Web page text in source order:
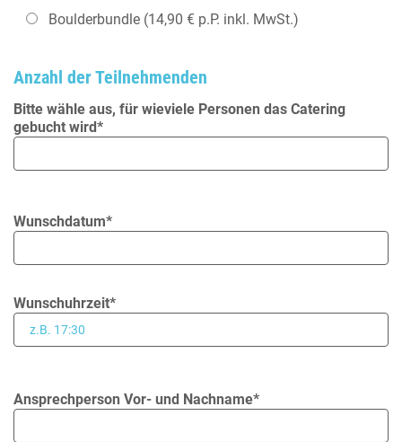
Boulderbundle (14,90 € p.P. inkl. MwSt.)
Anzahl der Teilnehmenden
Bitte wähle aus, für wieviele Personen das Catering
gebucht wird*
Wunschdatum*
Wunschuhrzeit*
Ansprechperson Vor- und Nachname*